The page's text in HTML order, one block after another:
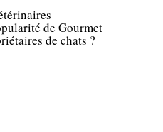
de Gourmet
de chats ?